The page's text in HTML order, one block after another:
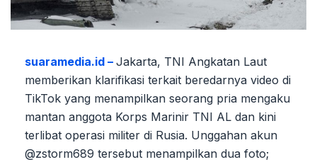
suaramedia.id – Jakarta, TNI Angkatan Laut
memberikan klarifikasi terkait beredarnya video di
TikTok yang menampilkan seorang pria mengaku
mantan anggota Korps Marinir TNI AL dan kini
terlibat operasi militer di Rusia. Unggahan akun
@zstorm689 tersebut menampilkan dua foto;